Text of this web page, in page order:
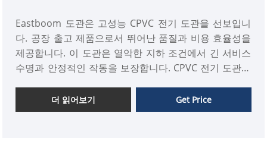
Eastboom 도관은 고성능 CPVC 전기 도관을 선보입니
다. 공장 출고 제품으로서 뛰어난 품질과 비용 효율성을
제공합니다. 이 도관은 열악한 지하 조건에서 긴 서비스
수명과 안정적인 작동을 보장합니다. CPVC 전기 도관은
적인 성능을 제공합니다.
더 읽어보기 Get Price